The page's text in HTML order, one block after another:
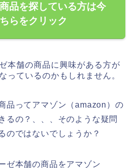
品を探している方は今
らをクリック
本舗の商品に興味がある方が
っているのかもしれません。
品ってアマゾン（amazon）の
るの？、、、そのような疑問
のではないでしょうか？
ゼ本舗の商品をアマゾン